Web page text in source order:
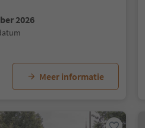
2026
Meer informatie